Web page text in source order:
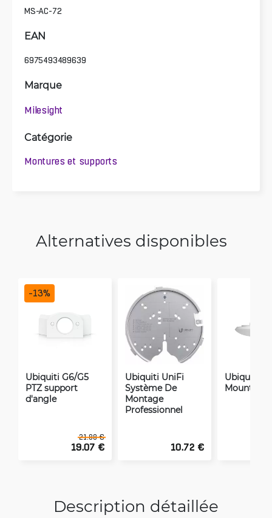
MS-AC-72
EAN
6975493489639
Marque
Milesight
Catégorie
Montures et supports
Alternatives disponibles
Ubiquiti G6/G5
PTZ support
d'angle
21.88 €
19.07 €
-13%
Ubiquiti UniFi
Système De
Montage
Professionnel
10.72 €
Ubiquiti
Mount
Description détaillée